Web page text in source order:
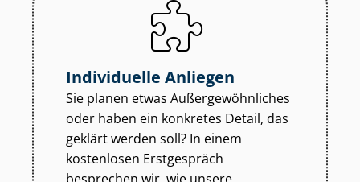
Individuelle Anliegen
Sie planen etwas Au­ßer­ge­wöhn­li­ches
oder haben ein konkretes Detail, das
geklärt werden soll? In einem
kostenlosen Erstgespräch